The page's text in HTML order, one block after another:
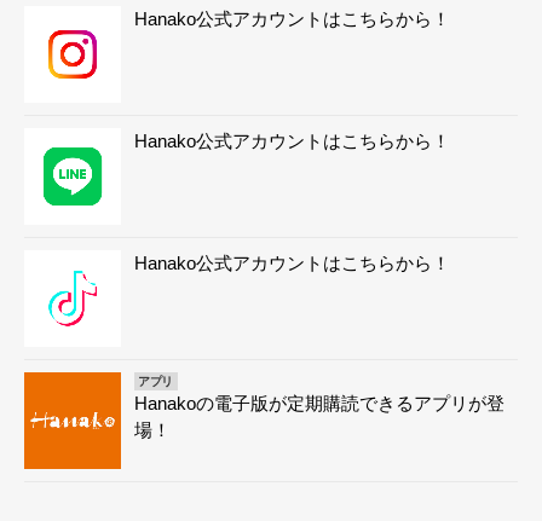
Hanako公式アカウントはこちらから！
Hanako公式アカウントはこちらから！
Hanako公式アカウントはこちらから！
アプリ
Hanakoの電子版が定期購読できるアプリが登
場！